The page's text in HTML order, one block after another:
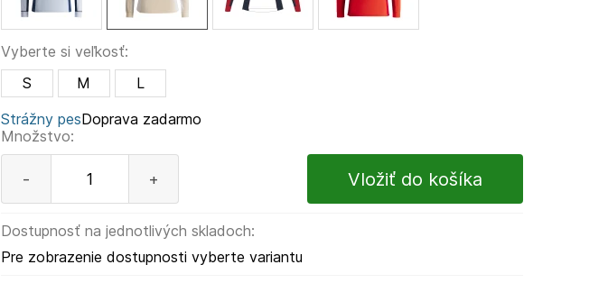
Vyberte si veľkosť:
S
M
L
Strážny pes
Množstvo:
- +
Dostupnosť na jednotlivých skladoch:
Pre zobrazenie dostupnosti vyberte variantu
Doprava zadarmo